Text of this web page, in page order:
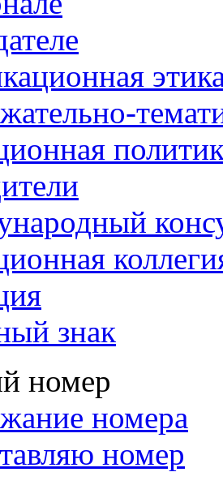
знак
номер
номера
номер